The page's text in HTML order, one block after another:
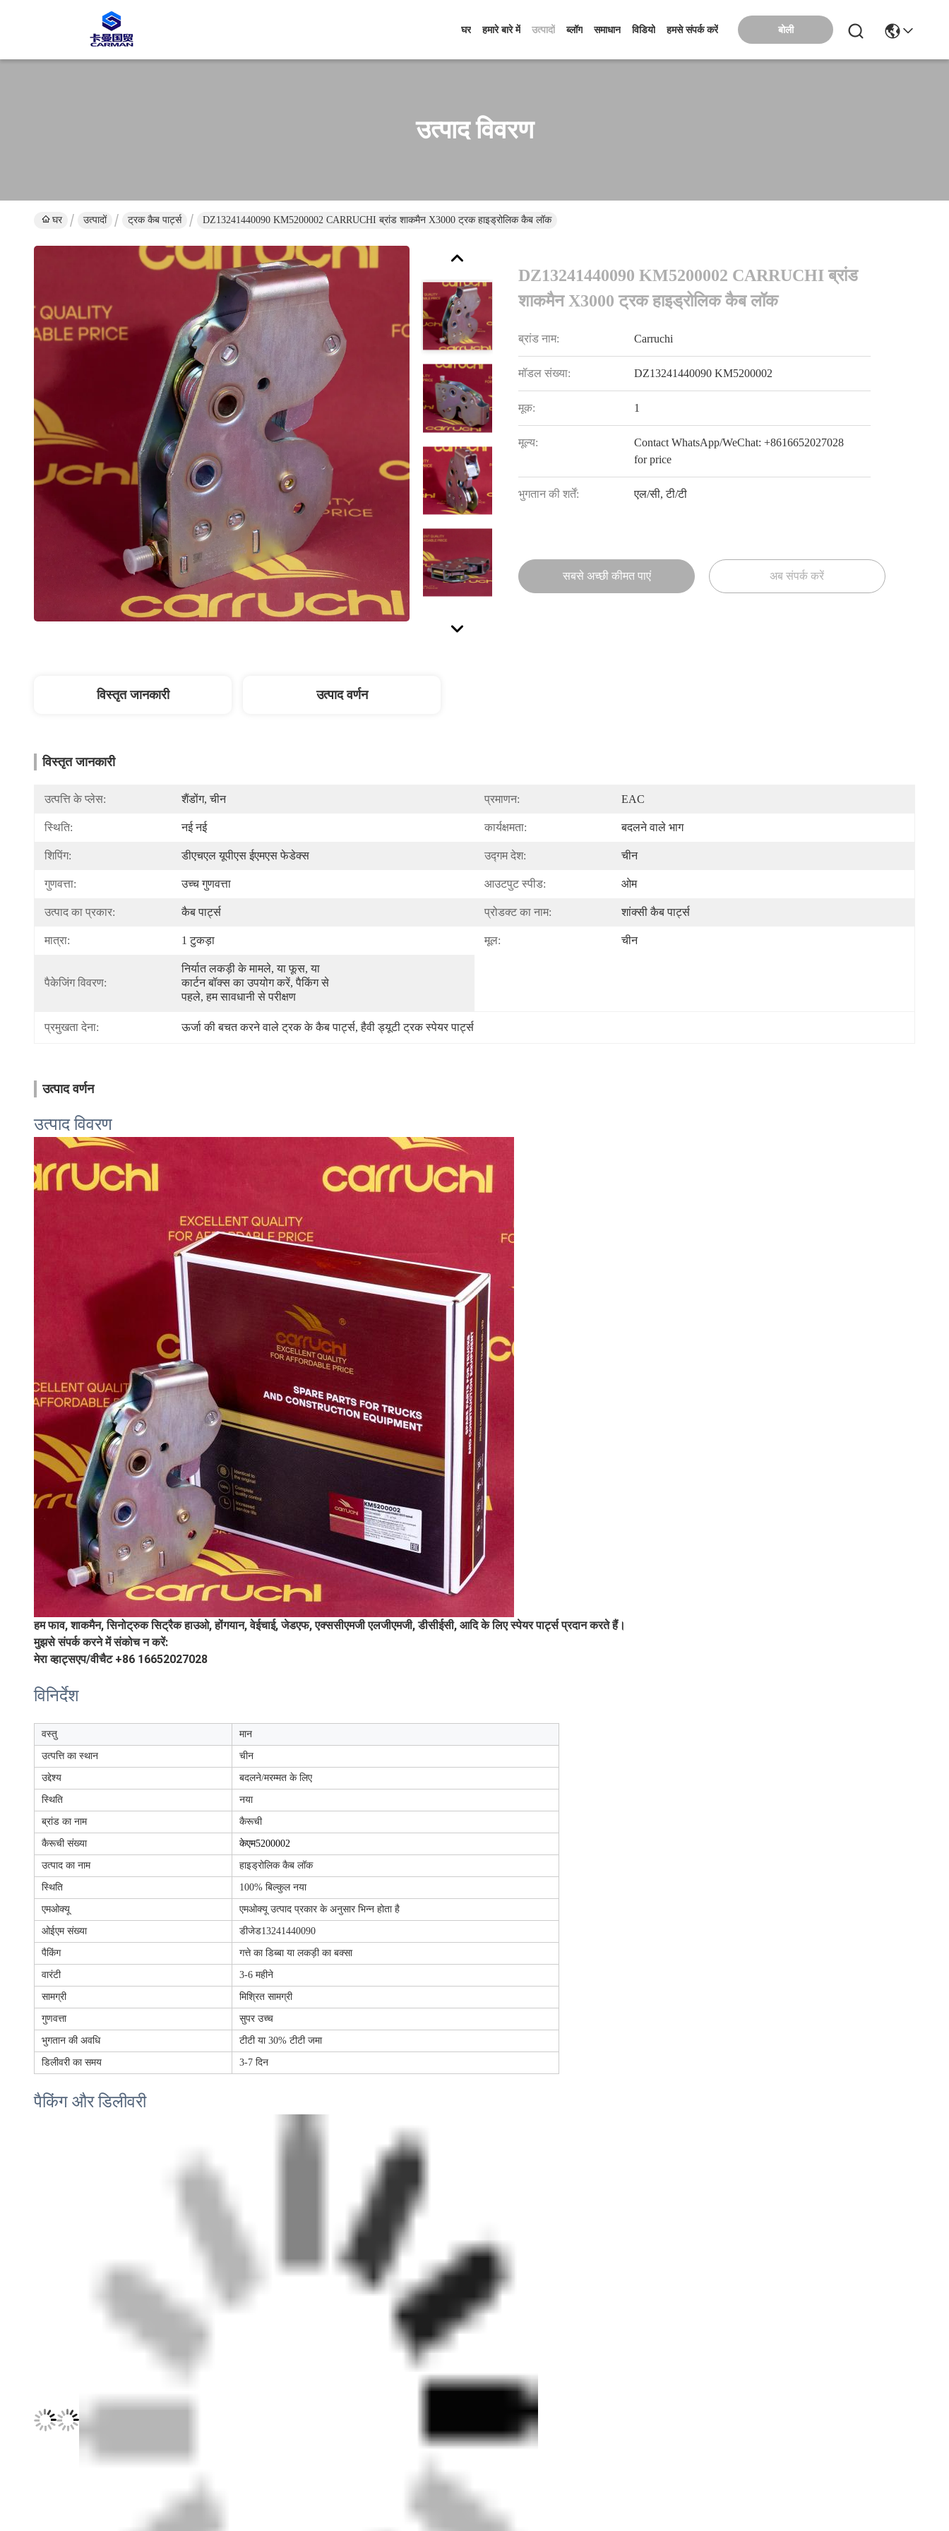
घर हमारे बारे में उत्पादों ब्लॉग समाधान विडियो हमसे संपर्क करें बोली
उत्पाद विवरण
घर उत्पादों ट्रक कैब पार्ट्स DZ13241440090 KM5200002 CARRUCHI ब्रांड शाकमैन X3000 ट्रक हाइड्रोलिक कैब लॉक
DZ13241440090 KM5200002 CARRUCHI ब्रांड
शाकमैन X3000 ट्रक हाइड्रोलिक कैब लॉक
ब्रांड नाम: Carruchi
मॉडल संख्या: DZ13241440090 KM5200002
मूक: 1
मूल्य:
Contact WhatsApp/WeChat: +8616652027028
for price
भुगतान की शर्तें: एल/सी, टी/टी
सबसे अच्छी कीमत पाएं अब संपर्क करें
विस्तृत जानकारी उत्पाद वर्णन
विस्तृत जानकारी
उत्पत्ति के प्लेस: शैंडोंग, चीन प्रमाणन: EAC
स्थिति: नई नई कार्यक्षमता: बदलने वाले भाग
शिपिंग: डीएचएल यूपीएस ईएमएस फेडेक्स उद्गम देश: चीन
गुणवत्ता: उच्च गुणवत्ता आउटपुट स्पीड: ओम
उत्पाद का प्रकार: कैब पार्ट्स प्रोडक्ट का नाम: शांक्सी कैब पार्ट्स
मात्रा: 1 टुकड़ा मूल: चीन
पैकेजिंग विवरण:
निर्यात लकड़ी के मामले, या फूस, या
कार्टन बॉक्स का उपयोग करें, पैकिंग से
पहले, हम सावधानी से परीक्षण
प्रमुखता देना: ऊर्जा की बचत करने वाले ट्रक के कैब पार्ट्स, हैवी ड्यूटी ट्रक स्पेयर पार्ट्स
उत्पाद वर्णन
उत्पाद विवरण
हम फाव, शाकमैन, सिनोट्रुक सिट्रैक हाउओ, होंगयान, वेईचाई, जेडएफ, एक्ससीएमजी एलजीएमजी, डीसीईसी, आदि के लिए स्पेयर पार्ट्स प्रदान करते हैं।
मुझसे संपर्क करने में संकोच न करें:
मेरा व्हाट्सएप/वीचैट +86 16652027028
विनिर्देश
वस्तु मान
उत्पत्ति का स्थान चीन
उद्देश्य बदलने/मरम्मत के लिए
स्थिति नया
ब्रांड का नाम कैरूची
कैरूची संख्या केएम5200002
उत्पाद का नाम हाइड्रोलिक कैब लॉक
स्थिति 100% बिल्कुल नया
एमओक्यू एमओक्यू उत्पाद प्रकार के अनुसार भिन्न होता है
ओईएम संख्या डीजेड13241440090
पैकिंग गत्ते का डिब्बा या लकड़ी का बक्सा
वारंटी 3-6 महीने
सामग्री मिश्रित सामग्री
गुणवत्ता सुपर उच्च
भुगतान की अवधि टीटी या 30% टीटी जमा
डिलीवरी का समय 3-7 दिन
पैकिंग और डिलीवरी